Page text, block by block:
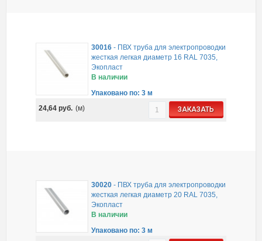
30016 - ПВХ труба для электропроводки
жесткая легкая диаметр 16 RAL 7035,
Экопласт
В наличии
Упаковано по: 3 м
24,64руб. (м) ЗАКАЗАТЬ
30020 - ПВХ труба для электропроводки
жесткая легкая диаметр 20 RAL 7035,
Экопласт
В наличии
Упаковано по: 3 м